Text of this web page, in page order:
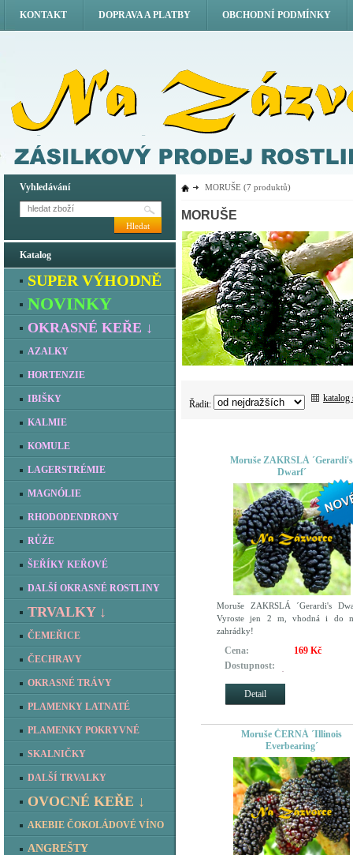
Vyhledávání
Hledat
Katalog
SUPER VÝHODNĚ
NOVINKY
OKRASNÉ KEŘE ↓
AZALKY
HORTENZIE
IBIŠKY
KALMIE
KOMULE
LAGERSTRÉMIE
MAGNÓLIE
RHODODENDRONY
RŮŽE
ŠEŘÍKY KEŘOVÉ
DALŠÍ OKRASNÉ ROSTLINY
TRVALKY ↓
ČEMEŘICE
ČECHRAVY
OKRASNÉ TRÁVY
PLAMENKY LATNATÉ
PLAMENKY POKRYVNÉ
SKALNIČKY
DALŠÍ TRVALKY
OVOCNÉ KEŘE ↓
AKEBIE ČOKOLÁDOVÉ VÍNO
ANGREŠTY
MORUŠE (7 produktů)
MORUŠE
Řadit:
katalog
Moruše ZAKRSLÁ ´Gerardi's
Dwarf´
Moruše ZAKRSLÁ ´Gerardi's
Vyroste jen 2 m, vhodná i do
zahrádky!
Cena:
169 Kč
Dostupnost:
kteří si objednali dříve
Detail
Moruše ČERNÁ ´Illinois
Everbearing´
KONTAKT DOPRAVA A PLATBY OBCHODNÍ PODMÍNKY